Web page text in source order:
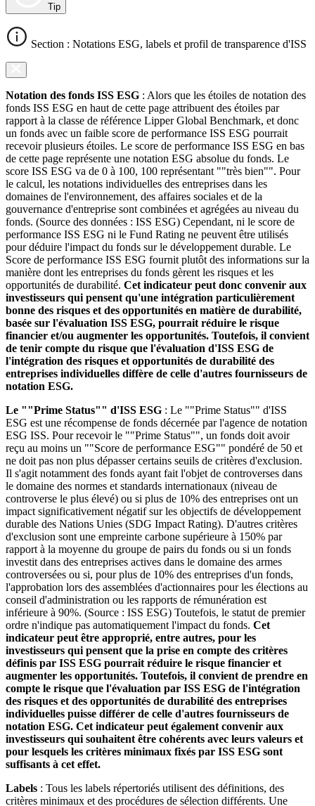
Tip
Section : Notations ESG, labels et profil de transparence d'ISS
Notation des fonds ISS ESG : Alors que les étoiles de notation des
fonds ISS ESG en haut de cette page attribuent des étoiles par
rapport à la classe de référence Lipper Global Benchmark, et donc
un fonds avec un faible score de performance ISS ESG pourrait
recevoir plusieurs étoiles. Le score de performance ISS ESG en bas
de cette page représente une notation ESG absolue du fonds. Le
score ISS ESG va de 0 à 100, 100 représentant ""très bien"". Pour
le calcul, les notations individuelles des entreprises dans les
domaines de l'environnement, des affaires sociales et de la
gouvernance d'entreprise sont combinées et agrégées au niveau du
fonds. (Source des données : ISS ESG) Cependant, ni le score de
performance ISS ESG ni le Fund Rating ne peuvent être utilisés
pour déduire l'impact du fonds sur le développement durable. Le
Score de performance ISS ESG fournit plutôt des informations sur la
manière dont les entreprises du fonds gèrent les risques et les
opportunités de durabilité. Cet indicateur peut donc convenir aux
investisseurs qui pensent qu'une intégration particulièrement
bonne des risques et des opportunités en matière de durabilité,
basée sur l'évaluation ISS ESG, pourrait réduire le risque
financier et/ou augmenter les opportunités. Toutefois, il convient
de tenir compte du risque que l'évaluation d'ISS ESG de
l'intégration des risques et opportunités de durabilité des
entreprises individuelles diffère de celle d'autres fournisseurs de
notation ESG.
Le ""Prime Status"" d'ISS ESG : Le ""Prime Status"" d'ISS
ESG est une récompense de fonds décernée par l'agence de notation
ESG ISS. Pour recevoir le ""Prime Status"", un fonds doit avoir
reçu au moins un ""Score de performance ESG"" pondéré de 50 et
ne doit pas non plus dépasser certains seuils de critères d'exclusion.
Il s'agit notamment des fonds ayant fait l'objet de controverses dans
le domaine des normes et standards internationaux (niveau de
controverse le plus élevé) ou si plus de 10% des entreprises ont un
impact significativement négatif sur les objectifs de développement
durable des Nations Unies (SDG Impact Rating). D'autres critères
d'exclusion sont une empreinte carbone supérieure à 150% par
rapport à la moyenne du groupe de pairs du fonds ou si un fonds
investit dans des entreprises actives dans le domaine des armes
controversées ou si, pour plus de 10% des entreprises d'un fonds,
l'approbation lors des assemblées d'actionnaires pour les élections au
conseil d'administration ou les rapports de rémunération est
inférieure à 90%. (Source : ISS ESG) Toutefois, le statut de premier
ordre n'indique pas automatiquement l'impact du fonds. Cet
indicateur peut être approprié, entre autres, pour les
investisseurs qui pensent que la prise en compte des critères
définis par ISS ESG pourrait réduire le risque financier et
augmenter les opportunités. Toutefois, il convient de prendre en
compte le risque que l'évaluation par ISS ESG de l'intégration
des risques et des opportunités de durabilité des entreprises
individuelles puisse différer de celle d'autres fournisseurs de
notation ESG. Cet indicateur peut également convenir aux
investisseurs qui souhaitent être cohérents avec leurs valeurs et
pour lesquels les critères minimaux fixés par ISS ESG sont
suffisants à cet effet.
Labels : Tous les labels répertoriés utilisent des définitions, des
critères minimaux et des procédures de sélection différents. Une